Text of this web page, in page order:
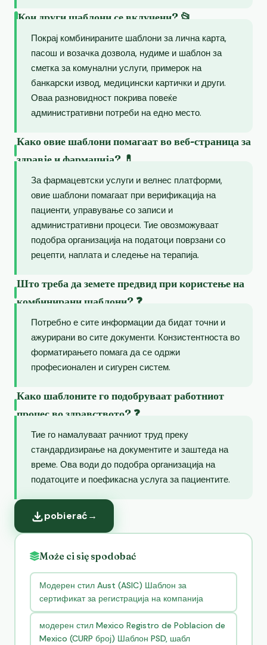
Кои други шаблони се вклучени? 📂
Покрај комбинираните шаблони за лична карта,
пасош и возачка дозвола, нудиме и шаблон за
сметка за комунални услуги, примерок на
банкарски извод, медицински картички и други.
Оваа разновидност покрива повеќе
административни потреби на едно место.
Како овие шаблони помагаат во веб-страница за
здравје и фармација? 💊
За фармацевтски услуги и велнес платформи,
овие шаблони помагаат при верификација на
пациенти, управување со записи и
административни процеси. Тие овозможуваат
подобра организација на податоци поврзани со
рецепти, наплата и следење на терапија.
Што треба да земете предвид при користење на
комбинирани шаблони? ❓
Потребно е сите информации да бидат точни и
ажурирани во сите документи. Конзистентноста во
форматирањето помага да се одржи
професионален и сигурен систем.
Како шаблоните го подобруваат работниот
процес во здравството? ❓
Тие го намалуваат рачниот труд преку
стандардизирање на документите и заштеда на
време. Ова води до подобра организација на
податоците и поефикасна услуга за пациентите.
pobierać→
Może ci się spodobać
Модерен стил Aust (ASIC) Шаблон за
сертификат за регистрација на компанија
модерен стил Mexico Registro de Poblacion de
Mexico (CURP број) Шаблон PSD, шабл